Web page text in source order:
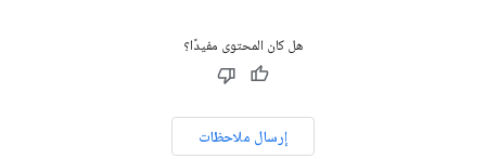
هل كان المحتوى مفيدًا؟
إرسال ملاحظات